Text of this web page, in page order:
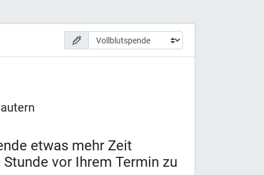
etwas mehr Zeit
vor Ihrem Termin zu